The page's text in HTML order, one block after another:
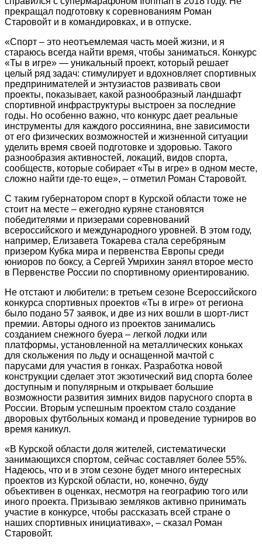
прекращал подготовку к соревнованиям Роман
Старовойт и в командировках, и в отпуске.
«Спорт – это неотъемлемая часть моей жизни, и я
стараюсь всегда найти время, чтобы заниматься. Конкурс
«Ты в игре» — уникальный проект, который решает
целый ряд задач: стимулирует и вдохновляет спортивных
предпринимателей и энтузиастов развивать свои
проекты, показывает, какой разнообразный ландшафт
спортивной инфраструктуры выстроен за последние
годы. Но особенно важно, что конкурс дает реальные
инструменты для каждого россиянина, вне зависимости
от его физических возможностей и жизненной ситуации
уделить время своей подготовке и здоровью. Такого
разнообразия активностей, локаций, видов спорта,
сообществ, которые собирает «Ты в игре» в одном месте,
сложно найти где-то еще», – отметил Роман Старовойт.
С таким губернатором спорт в Курской области тоже не
стоит на месте – ежегодно куряне становятся
победителями и призерами соревнований
всероссийского и международного уровней. В этом году,
например, Елизавета Токарева стала серебряным
призером Кубка мира и первенства Европы среди
юниоров по боксу, а Сергей Умрихин занял второе место
в Первенстве России по спортивному ориентированию.
Не отстают и любители: в третьем сезоне Всероссийского
конкурса спортивных проектов «Ты в игре» от региона
было подано 57 заявок, и две из них вошли в шорт-лист
премии. Авторы одного из проектов занимались
созданием снежного буера – легкой лодки или
платформы, установленной на металлических коньках
для скольжения по льду и оснащенной мачтой с
парусами для участия в гонках. Разработка новой
конструкции сделает этот экзотический вид спорта более
доступным и популярным и открывает большие
возможности развития зимних видов парусного спорта в
России. Вторым успешным проектом стало создание
дворовых футбольных команд и проведение турниров во
время каникул.
«В Курской области доля жителей, систематически
занимающихся спортом, сейчас составляет более 55%.
Надеюсь, что и в этом сезоне будет много интересных
проектов из Курской области, но, конечно, буду
объективен в оценках, несмотря на географию того или
иного проекта. Призываю земляков активно принимать
участие в конкурсе, чтобы рассказать всей стране о
наших спортивных инициативах», – сказал Роман
Старовойт.